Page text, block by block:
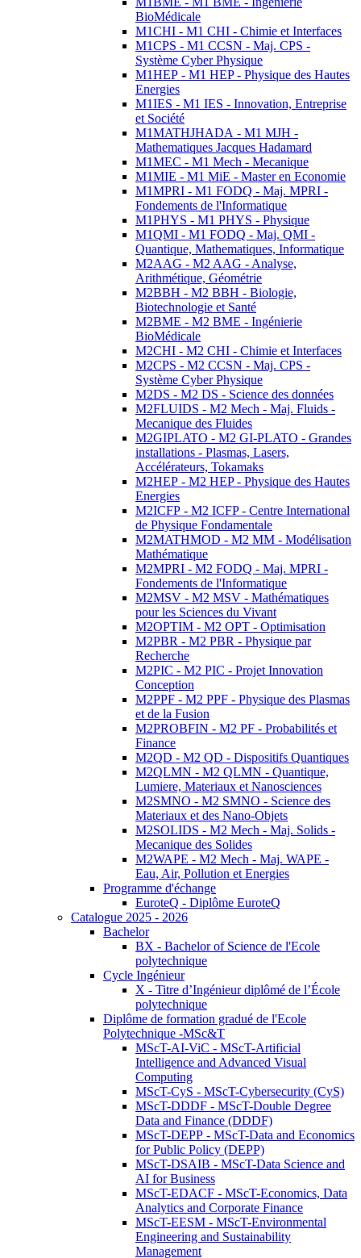
BioMédicale
M1CHI - M1 CHI - Chimie et Interfaces
M1CPS - M1 CCSN - Maj. CPS -
Système Cyber Physique
M1HEP - M1 HEP - Physique des Hautes
Energies
M1IES - M1 IES - Innovation, Entreprise
et Société
M1MATHJHADA - M1 MJH -
Mathematiques Jacques Hadamard
M1MEC - M1 Mech - Mecanique
M1MIE - M1 MiE - Master en Economie
M1MPRI - M1 FODQ - Maj. MPRI -
Fondements de l'Informatique
M1PHYS - M1 PHYS - Physique
M1QMI - M1 FODQ - Maj. QMI -
Quantique, Mathematiques, Informatique
M2AAG - M2 AAG - Analyse,
Arithmétique, Géométrie
M2BBH - M2 BBH - Biologie,
Biotechnologie et Santé
M2BME - M2 BME - Ingénierie
BioMédicale
M2CHI - M2 CHI - Chimie et Interfaces
M2CPS - M2 CCSN - Maj. CPS -
Système Cyber Physique
M2DS - M2 DS - Science des données
M2FLUIDS - M2 Mech - Maj. Fluids -
Mecanique des Fluides
M2GIPLATO - M2 GI-PLATO - Grandes
installations - Plasmas, Lasers,
Accélérateurs, Tokamaks
M2HEP - M2 HEP - Physique des Hautes
Energies
M2ICFP - M2 ICFP - Centre International
de Physique Fondamentale
M2MATHMOD - M2 MM - Modélisation
Mathématique
M2MPRI - M2 FODQ - Maj. MPRI -
Fondements de l'Informatique
M2MSV - M2 MSV - Mathématiques
pour les Sciences du Vivant
M2OPTIM - M2 OPT - Optimisation
M2PBR - M2 PBR - Physique par
Recherche
M2PIC - M2 PIC - Projet Innovation
Conception
M2PPF - M2 PPF - Physique des Plasmas
et de la Fusion
M2PROBFIN - M2 PF - Probabilités et
Finance
M2QD - M2 QD - Dispositifs Quantiques
M2QLMN - M2 QLMN - Quantique,
Lumiere, Materiaux et Nanosciences
M2SMNO - M2 SMNO - Science des
Materiaux et des Nano-Objets
M2SOLIDS - M2 Mech - Maj. Solids -
Mecanique des Solides
M2WAPE - M2 Mech - Maj. WAPE -
Eau, Air, Pollution et Energies
Programme d'échange
EuroteQ - Diplôme EuroteQ
Catalogue 2025 - 2026
Bachelor
BX - Bachelor of Science de l'Ecole
polytechnique
Cycle Ingénieur
X - Titre d’Ingénieur diplômé de l’École
polytechnique
Diplôme de formation gradué de l'Ecole
Polytechnique -MSc&T
MScT-AI-ViC - MScT-Artificial
Intelligence and Advanced Visual
Computing
MScT-CyS - MScT-Cybersecurity (CyS)
MScT-DDDF - MScT-Double Degree
Data and Finance (DDDF)
MScT-DEPP - MScT-Data and Economics
for Public Policy (DEPP)
MScT-DSAIB - MScT-Data Science and
AI for Business
MScT-EDACF - MScT-Economics, Data
Analytics and Corporate Finance
MScT-EESM - MScT-Environmental
Engineering and Sustainability
Management